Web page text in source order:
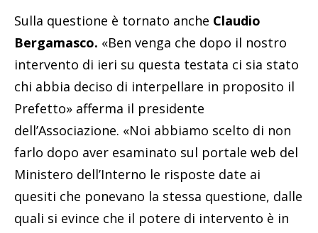
Sulla questione è tornato anche Claudio
Bergamasco. «Ben venga che dopo il nostro
intervento di ieri su questa testata ci sia stato
chi abbia deciso di interpellare in proposito il
Prefetto» afferma il presidente
dell’Associazione. «Noi abbiamo scelto di non
farlo dopo aver esaminato sul portale web del
Ministero dell’Interno le risposte date ai
quesiti che ponevano la stessa questione, dalle
quali si evince che il potere di intervento è in